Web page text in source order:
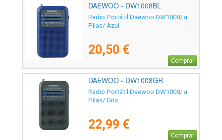
DAEWOO - DW1008BL
Radio Portátil Daewoo DW1008/ a
Pilas/ Azul
20,50 €
Comprar
DAEWOO - DW1008GR
Radio Portátil Daewoo DW1008/ a
Pilas/ Gris
22,99 €
Comprar